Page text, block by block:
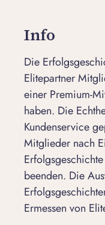
Info
Die
Elitepartner
einer Premium-
haben. Die
Kundenservice
Mitglieder nach
beenden. Die
Ermessen von